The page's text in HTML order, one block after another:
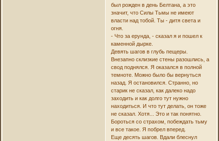
был рожден в день Белтана, а это
значит, что Силы Тьмы не имеют
власти над тобой. Ты - дитя света и
огня.
- Что за ерунда, - сказал я и пошел к
каменной дырке.
Девять шагов в глубь пещеры.
Внезапно склизкие стены разошлись, а
свод поднялся. Я оказался в полной
темноте. Можно было бы вернуться
назад. Я остановился. Странно, но
старик не сказал, как далеко надо
заходить и как долго тут нужно
находиться. И что тут делать, он тоже
не сказал. Хотя... Это и так понятно.
Бороться со страхом, побеждать тьму
и все такое. Я побрел вперед.
Еще десять шагов. Вдали блеснул